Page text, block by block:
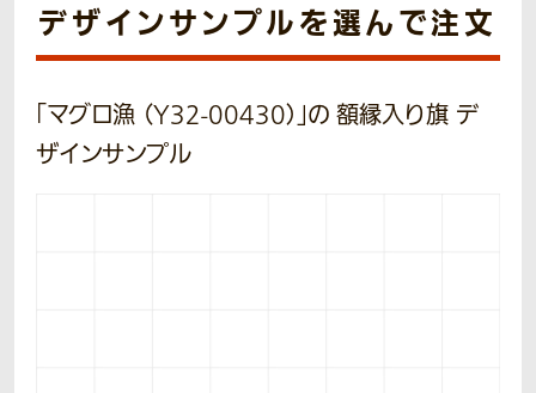
デザインサンプルを選んで注文
「マグロ漁 （Y32-00430）」の 額縁入り旗 デ
ザインサンプル